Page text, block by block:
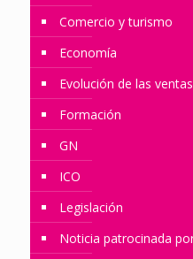
Comercio y turismo
Economía
Evolución de las ventas
Formación
GN
ICO
Legislación
Noticia patrocinada